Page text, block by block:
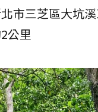
市三芝區大坑
公里